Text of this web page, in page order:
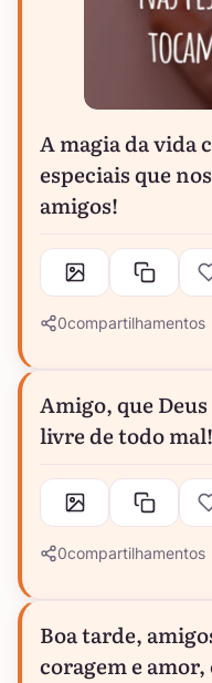
A magia da vida
especiais que
amigos!
0compartilhamentos
Amigo, que
livre de todo mal!
0compartilhamentos
Boa tarde,
coragem e